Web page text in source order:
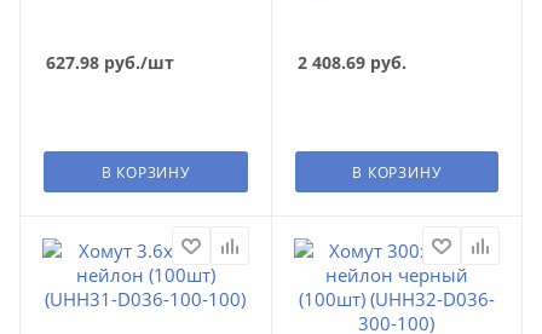
627.98 руб./шт
В КОРЗИНУ
2 408.69руб.
В КОРЗИНУ